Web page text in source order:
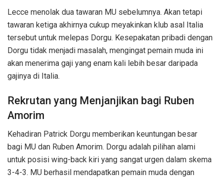
Lecce menolak dua tawaran MU sebelumnya. Akan tetapi
tawaran ketiga akhirnya cukup meyakinkan klub asal Italia
tersebut untuk melepas Dorgu. Kesepakatan pribadi dengan
Dorgu tidak menjadi masalah, mengingat pemain muda ini
akan menerima gaji yang enam kali lebih besar daripada
gajinya di Italia.
Rekrutan yang Menjanjikan bagi Ruben
Amorim
Kehadiran Patrick Dorgu memberikan keuntungan besar
bagi MU dan Ruben Amorim. Dorgu adalah pilihan alami
untuk posisi wing-back kiri yang sangat urgen dalam skema
3-4-3. MU berhasil mendapatkan pemain muda dengan